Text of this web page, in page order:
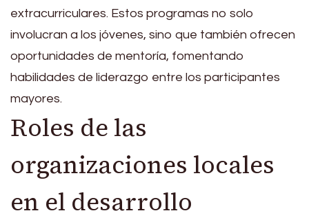
extracurriculares. Estos programas no solo
involucran a los jóvenes, sino que también ofrecen
oportunidades de mentoría, fomentando
habilidades de liderazgo entre los participantes
mayores.
Roles de las
organizaciones locales
en el desarrollo